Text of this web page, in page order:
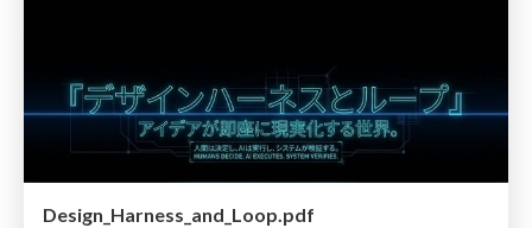
Design_Harness_and_Loop.pdf